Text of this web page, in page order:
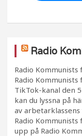
Radio
Radio
Radio Kommunists
TikTok-kanal den
kan du lyssna på
av
Radio
upp på Radio